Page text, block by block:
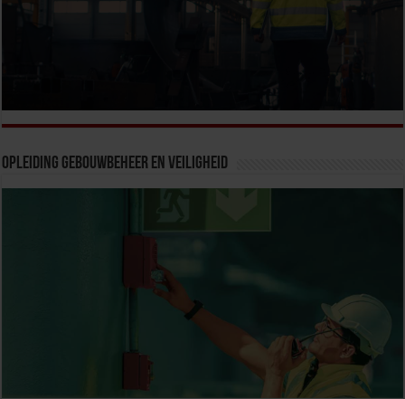
Opleiding Gebouwbeheer en veiligheid